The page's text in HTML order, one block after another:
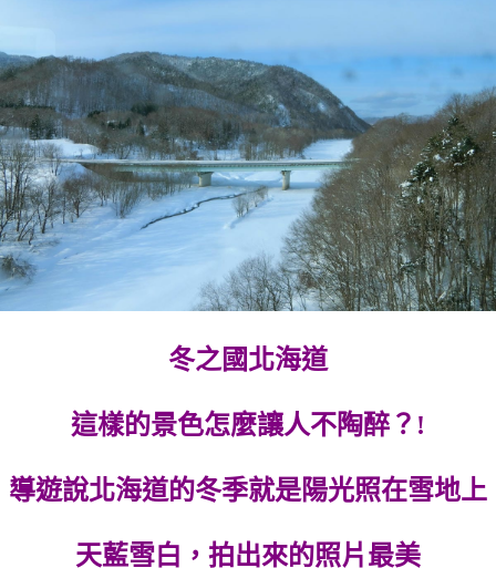
冬之國北海道
這樣的景色怎麼讓人不陶醉？!
導遊說北海道的冬季就是陽光照在雪地上
天藍雪白，拍出來的照片最美